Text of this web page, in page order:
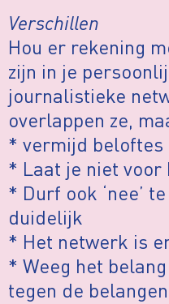
Verschillen
Hou er rekening
zijn in je
journalistieke
overlappen ze,
* vermijd beloftes
* Laat je niet voor
* Durf ook ‘nee’
duidelijk
* Het netwerk is
* Weeg het
tegen de